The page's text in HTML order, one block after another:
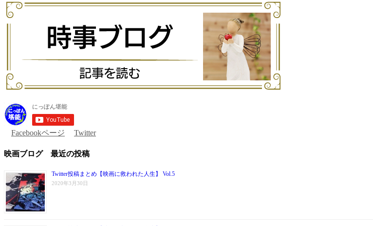
Facebookページ Twitter
映画ブログ 最近の投稿
Twitter投稿まとめ【映画に救われた人生】 Vol.5
2020年3月30日